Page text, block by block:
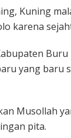
Kuning
karena
yang baru
Musollah
pita.